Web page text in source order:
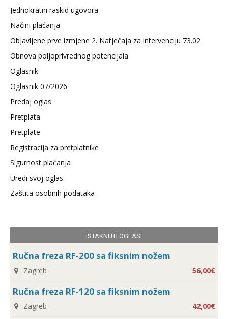
Jednokratni raskid ugovora
Načini plaćanja
Objavljene prve izmjene 2. Natječaja za intervenciju 73.02
Obnova poljoprivrednog potencijala
Oglasnik
Oglasnik 07/2026
Predaj oglas
Pretplata
Pretplate
Registracija za pretplatnike
Sigurnost plaćanja
Uredi svoj oglas
Zaštita osobnih podataka
ISTAKNUTI OGLASI
Ručna freza RF-200 sa fiksnim nožem
Zagreb 56,00€
Ručna freza RF-120 sa fiksnim nožem
Zagreb 42,00€